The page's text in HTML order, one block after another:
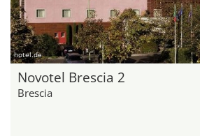
hotel.de
Novotel Brescia 2
Brescia